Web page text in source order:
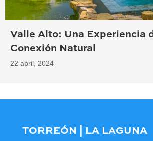
Valle Alto: Una Experiencia
Conexión Natural
22 abril, 2024
TORREÓN | LA LAGUNA